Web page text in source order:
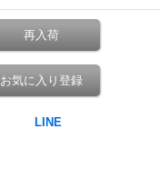
再入荷
お気に入り登録